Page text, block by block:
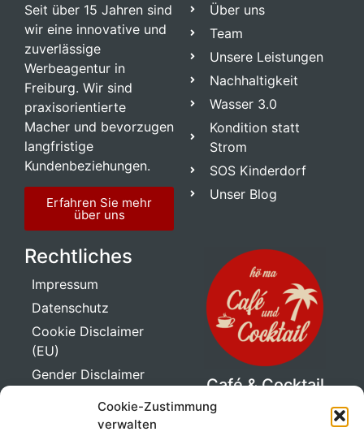
Cookie-Zustimmung
verwalten
Seit über 15 Jahren sind
wir eine innovative und
zuverlässige
Werbeagentur in
Freiburg. Wir sind
praxisorientierte
Macher und bevorzugen
langfristige
Kundenbeziehungen.
Erfahren Sie mehr
über uns
Über uns
Team
Unsere Leistungen
Nachhaltigkeit
Wasser 3.0
Kondition statt
Strom
SOS Kinderdorf
Unser Blog
Rechtliches
Impressum
Datenschutz
Cookie Disclaimer
(EU)
Gender Disclaimer
Café & Cocktail
Genuss auf drei